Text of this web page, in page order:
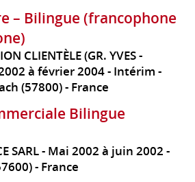
– Bilingue (francophone
CLIENTÈLE (GR. YVES -
à février 2004 Intérim
(57800)
France
Bilingue
SARL Mai 2002 à juin 2002
France